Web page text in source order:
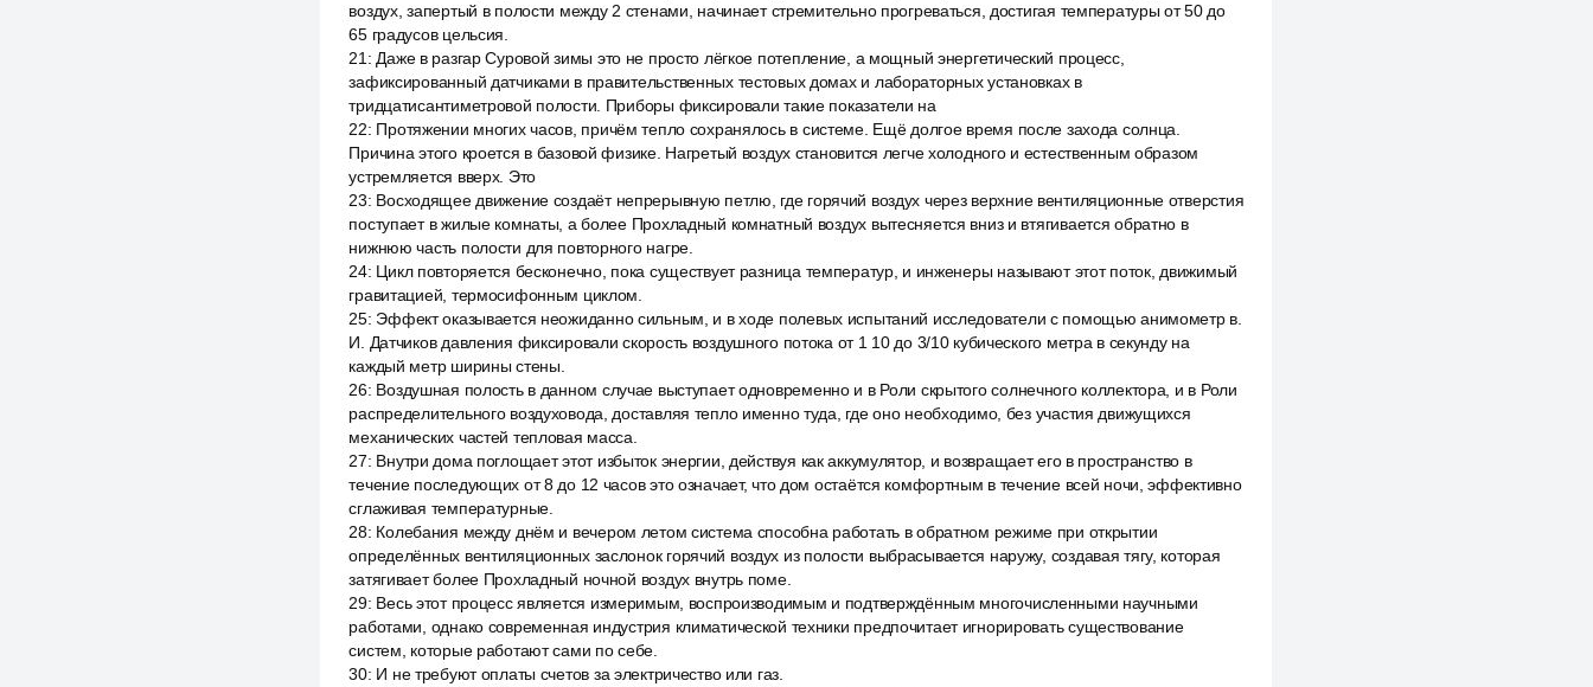
воздух, запертый в полости между 2 стенами, начинает стремительно прогреваться, достигая температуры от 50 до
65 градусов цельсия.
21 : Даже в разгар Суровой зимы это не просто лёгкое потепление, а мощный энергетический процесс,
зафиксированный датчиками в правительственных тестовых домах и лабораторных установках в
тридцатисантиметровой полости. Приборы фиксировали такие показатели на
22: Протяжении многих часов, причём тепло сохранялось в системе. Ещё долгое время после захода солнца.
Причина этого кроется в базовой физике. Нагретый воздух становится легче холодного и естественным образом
устремляется вверх. Это
23: Восходящее движение создаёт непрерывную петлю, где горячий воздух через верхние вентиляционные отверстия
поступает в жилые комнаты, а более Прохладный комнатный воздух вытесняется вниз и втягивается обратно в
нижнюю часть полости для повторного нагре.
24: Цикл повторяется бесконечно, пока существует разница температур, и инженеры называют этот поток, движимый
гравитацией, термосифонным циклом.
25: Эффект оказывается неожиданно сильным, и в ходе полевых испытаний исследователи с помощью анимометр в.
И. Датчиков давления фиксировали скорость воздушного потока от 1 10 до 3/10 кубического метра в секунду на
каждый метр ширины стены.
26: Воздушная полость в данном случае выступает одновременно и в Роли скрытого солнечного коллектора, и в Роли
распределительного воздуховода, доставляя тепло именно туда, где оно необходимо, без участия движущихся
механических частей тепловая масса.
27: Внутри дома поглощает этот избыток энергии, действуя как аккумулятор, и возвращает его в пространство в
течение последующих от 8 до 12 часов это означает, что дом остаётся комфортным в течение всей ночи, эффективно
сглаживая температурные.
28: Колебания между днём и вечером летом система способна работать в обратном режиме при открытии
определённых вентиляционных заслонок горячий воздух из полости выбрасывается наружу, создавая тягу, которая
затягивает более Прохладный ночной воздух внутрь поме.
29: Весь этот процесс является измеримым, воспроизводимым и подтверждённым многочисленными научными
работами, однако современная индустрия климатической техники предпочитает игнорировать существование
систем, которые работают сами по себе.
30: И не требуют оплаты счетов за электричество или газ.